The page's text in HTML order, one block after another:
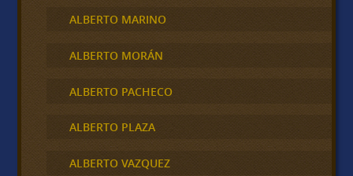
ALBERTO MARINO
ALBERTO MORÁN
ALBERTO PACHECO
ALBERTO PLAZA
ALBERTO VAZQUEZ